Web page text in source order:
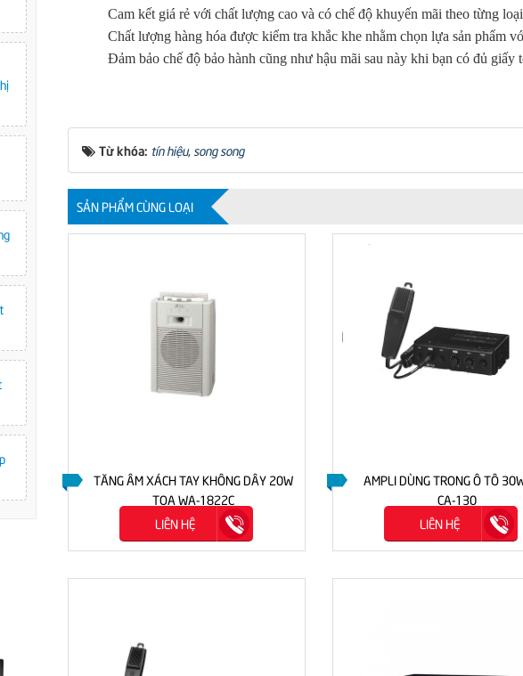
Cam kết giá rẻ với chất lượng cao và có chế độ khuyến mãi theo từng
Chất lượng hàng hóa được kiểm tra khắc khe nhằm chọn lựa sản phẩm
Đảm bảo chế độ bảo hành cũng như hậu mãi sau này khi bạn có đủ giấy
Từ khóa: tín hiệu, song song
SẢN PHẨM CÙNG LOẠI
TĂNG ÂM XÁCH TAY KHÔNG DÂY 20W
TOA WA-1822C
LIÊN HỆ
AMPLI DÙNG TRONG Ô TÔ
CA-130
LIÊN HỆ